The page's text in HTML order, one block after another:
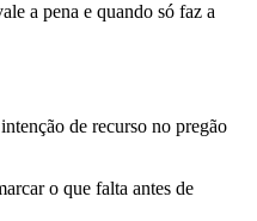
a pena e quando só faz a
de recurso no pregão
o que falta antes de